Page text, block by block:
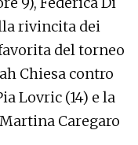
rivincita dei
del torneo
Chiesa contro
Lovric (14) e la
Caregaro